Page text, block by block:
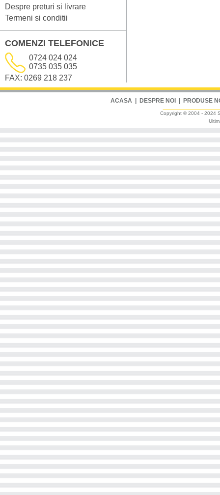
Despre preturi si livrare
Termeni si conditii
COMENZI TELEFONICE
0724 024 024
0735 035 035
FAX: 0269 218 237
ACASA | DESPRE NOI| PRODUSE
Copyright © 2004 - 2024